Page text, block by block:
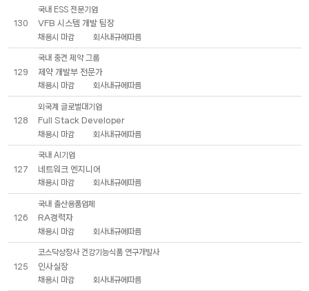
130
국내 ESS 전문기업
VFB 시스템 개발 팀장
채용시 마감 회사내규에따름
129
국내 중견 제약 그룹
제약 개발부 전문가
채용시 마감 회사내규에따름
128
외국계 글로벌대기업
Full Stack Developer
채용시 마감 회사내규에따름
127
국내 AI기업
네트워크 엔지니어
채용시 마감 회사내규에따름
126
국내 출산용품업체
RA경력자
채용시 마감 회사내규에따름
125
코스닥상장사 건강기능식품 연구개발사
인사실장
채용시 마감 회사내규에따름